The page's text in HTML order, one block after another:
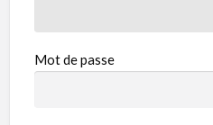
Mot de passe